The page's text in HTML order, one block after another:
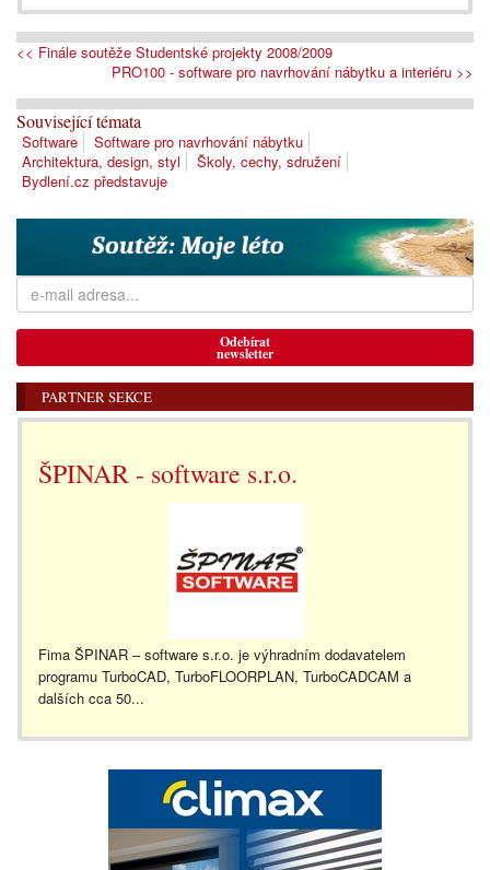
<< Finále soutěže Studentské projekty 2008/2009
PRO100 - software pro navrhování nábytku a interiéru >>
Související témata
Software
Software pro navrhování nábytku
Architektura, design, styl
Školy, cechy, sdružení
Bydlení.cz představuje
Odebírat
newsletter
PARTNER SEKCE
ŠPINAR - software s.r.o.
Fima ŠPINAR – software s.r.o. je výhradním dodavatelem
programu TurboCAD, TurboFLOORPLAN, TurboCADCAM a
dalších cca 50...